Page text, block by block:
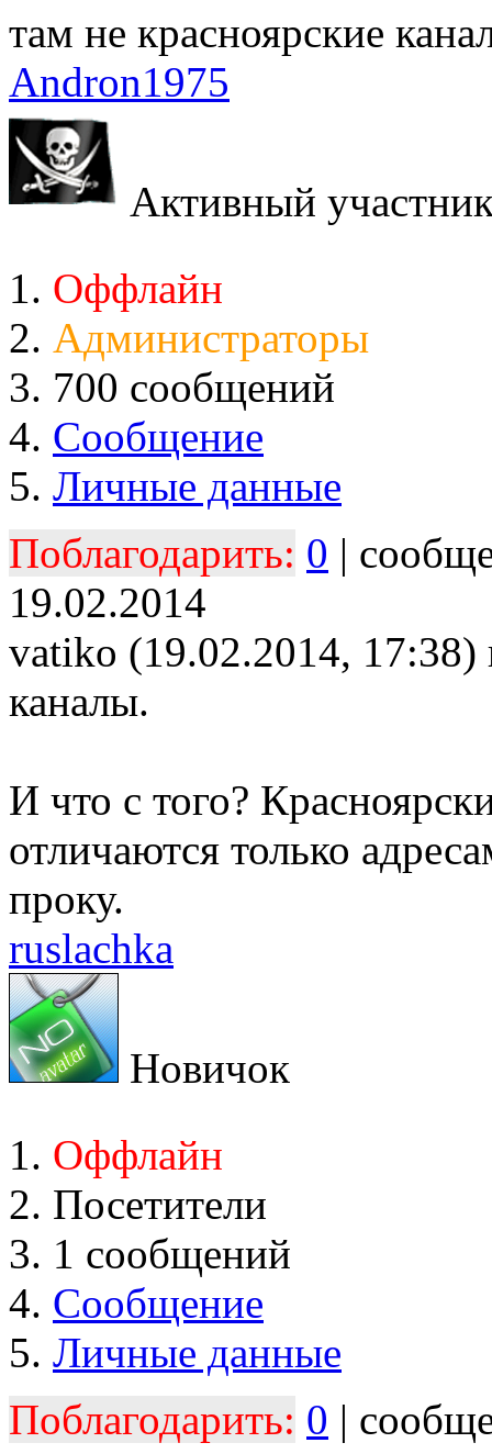
там не красноярские
Andron1975
Активный
Оффлайн
Администраторы
700 сообщений
Сообщение
Личные данные
Поблагодарить: 0 |
19.02.2014
vatiko (19.02.2014, 17:38)
каналы.
И что с того?
отличаются только
проку.
ruslachka
Новичок
Оффлайн
Посетители
1 сообщений
Сообщение
Личные данные
Поблагодарить: 0 |